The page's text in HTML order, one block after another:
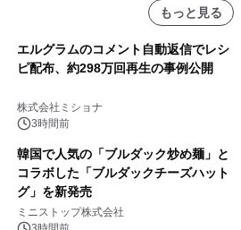
もっと見る
エルグラムのコメント自動返信でレシ
ピ配布、約298万回再生の事例公開
株式会社ミショナ
3時間前
韓国で人気の「ブルダック炒め麺」と
コラボした「ブルダックチーズハット
グ」を新発売
ミニストップ株式会社